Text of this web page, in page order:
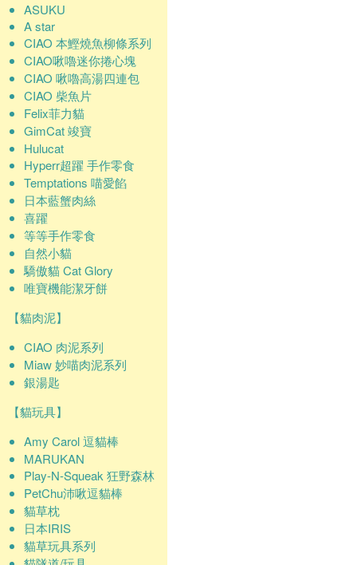
ASUKU
A star
CIAO 本鰹燒魚柳條系列
CIAO啾嚕迷你捲心塊
CIAO 啾嚕高湯四連包
CIAO 柴魚片
Felix菲力貓
GimCat 竣寶
Hulucat
Hyperr超躍 手作零食
Temptations 喵愛餡
日本藍蟹肉絲
喜躍
等等手作零食
自然小貓
驕傲貓 Cat Glory
唯寶機能潔牙餅
【貓肉泥】
CIAO 肉泥系列
Miaw 妙喵肉泥系列
銀湯匙
【貓玩具】
Amy Carol 逗貓棒
MARUKAN
Play-N-Squeak 狂野森林
PetChu沛啾逗貓棒
貓草枕
日本IRIS
貓草玩具系列